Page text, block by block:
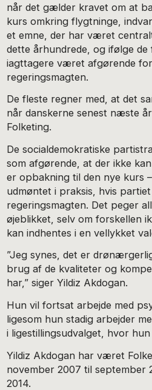
når det gælder kravet om at
kurs omkring flygtninge,
et emne, der har været
dette århundrede, og ifølge de
iagttagere været afgørende
regeringsmagten.
De fleste regner med, at det
når danskerne senest næste
Folketing.
De socialdemokratiske
som afgørende, at der ikke
er opbakning til den nye kurs
udmøntet i praksis, hvis
regeringsmagten. Det peger
øjeblikket, selv om forskellen
kan indhentes i en vellykket
”Jeg synes, det er
brug af de kvaliteter og
har,” siger Yildiz Akdogan.
Hun vil fortsat arbejde med
ligesom hun stadig arbejder
i ligestillingsudvalget, hvor
Yildiz Akdogan har været
november 2007 til september
2014.